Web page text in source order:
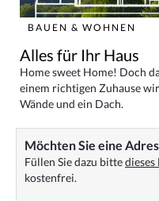
BAUEN & WOHNEN
Alles für Ihr Haus
Home sweet Home! Doch
einem richtigen Zuhause
Wände und ein Dach.
Möchten Sie eine
Füllen Sie dazu bitte
kostenfrei.